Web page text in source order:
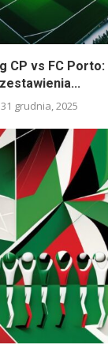
CP vs FC
zestawienia...
31 grudnia, 2025